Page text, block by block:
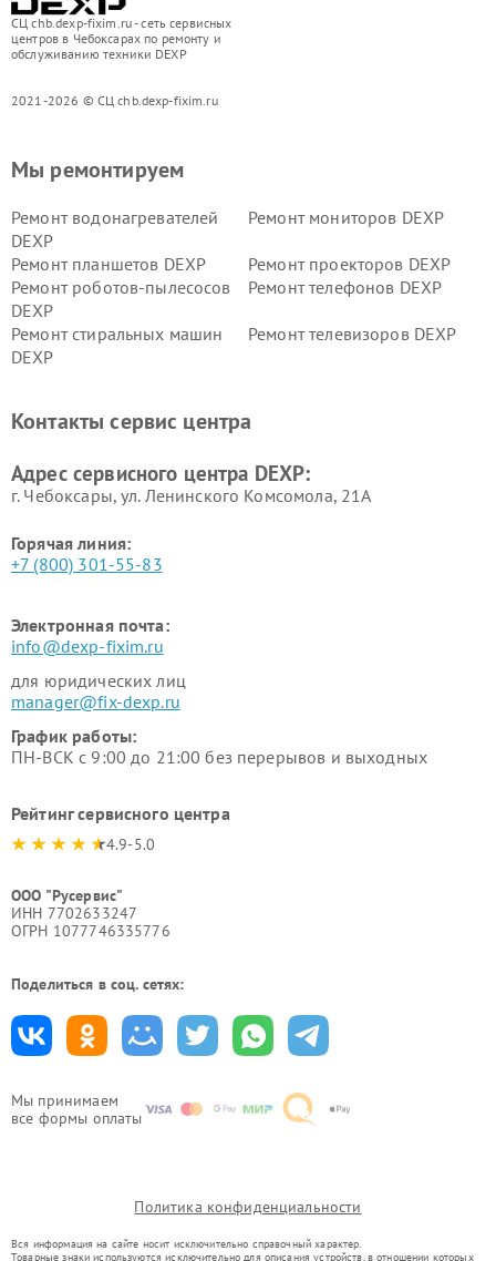
СЦ chb.dexp-fixim.ru - сеть сервисных
центров в Чебоксарах по ремонту и
обслуживанию техники DEXP
2021-2026 © СЦ chb.dexp-fixim.ru
Мы принимаем
все формы оплаты
Мы ремонтируем
Ремонт водонагревателей
DEXP
Ремонт мониторов DEXP
Ремонт планшетов DEXP
Ремонт проекторов DEXP
Ремонт роботов-пылесосов
DEXP
Ремонт телефонов DEXP
Ремонт стиральных машин
DEXP
Ремонт телевизоров DEXP
Ремонт серверов DEXP
Ремонт мини пк DEXP
Контакты сервис центра
Адрес сервисного центра DEXP:
г. Чебоксары, ул. Ленинского Комсомола, 21А
Горячая линия:
+7 (800) 301-55-83
Электронная почта:
info@dexp-fixim.ru
для юридических лиц
manager@fix-dexp.ru
График работы:
ПН-ВСК с 9:00 до 21:00 без перерывов и выходных
Рейтинг сервисного центра
4.9-5.0
ООО "Русервис"
ИНН 7702633247
ОГРН 1077746335776
Поделиться в соц. сетях:
Политика конфиденциальности
Вся информация на сайте носит исключительно справочный характер.
Товарные знаки используются исключительно для описания устройств, в отношении которых